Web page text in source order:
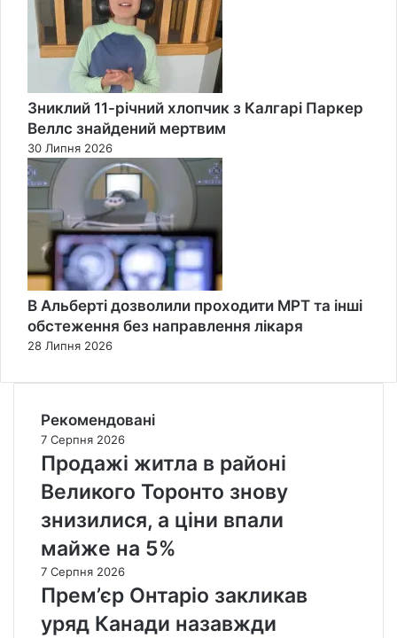
Зниклий 11-річний хлопчик з Калгарі Паркер
Веллс знайдений мертвим
30 Липня 2026
В Альберті дозволили проходити МРТ та інші
обстеження без направлення лікаря
28 Липня 2026
Рекомендовані
7 Серпня 2026
Продажі житла в районі
Великого Торонто знову
знизилися, а ціни впали
майже на 5%
7 Серпня 2026
Прем’єр Онтаріо закликав
уряд Канади назавжди